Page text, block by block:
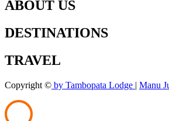
ABOUT US
DESTINATIONS
TRAVEL
Copyright © by Tambopata Lodge | Manu